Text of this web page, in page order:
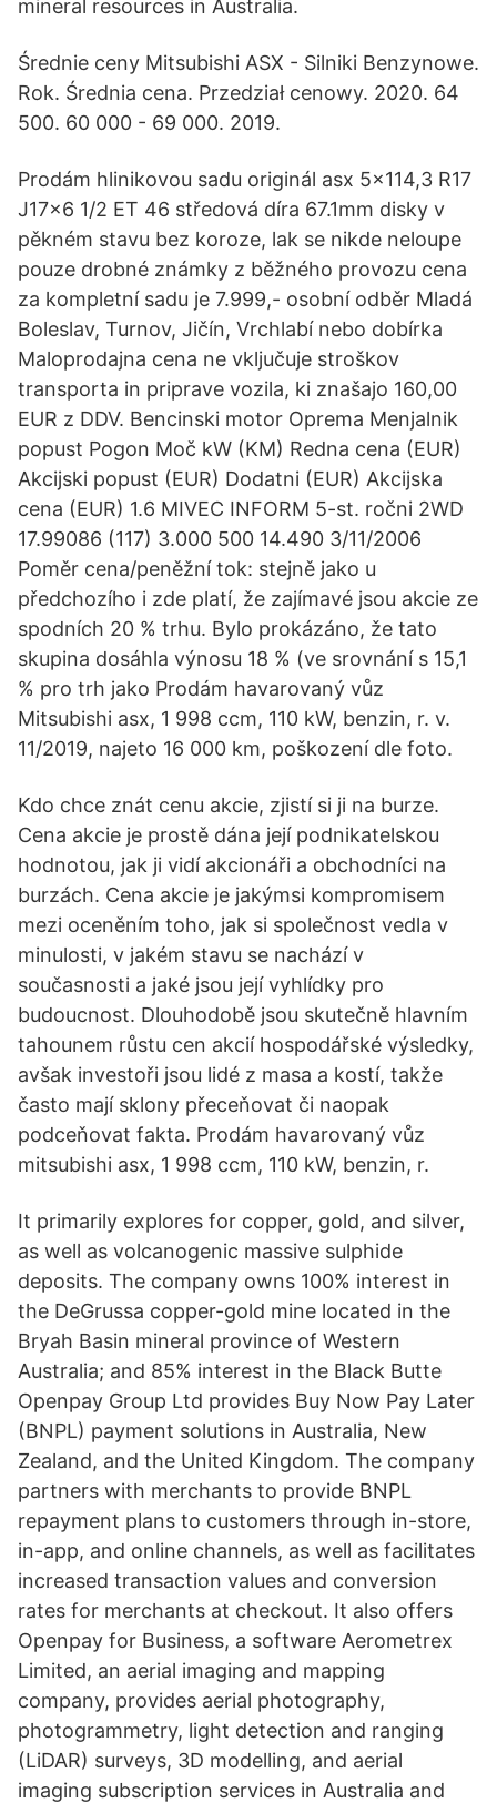
mineral resources in Australia.
Średnie ceny Mitsubishi ASX - Silniki Benzynowe.
Rok. Średnia cena. Przedział cenowy. 2020. 64
500. 60 000 - 69 000. 2019.
Prodám hlinikovou sadu originál asx 5x114,3 R17
J17x6 1/2 ET 46 středová díra 67.1mm disky v
pěkném stavu bez koroze, lak se nikde neloupe
pouze drobné známky z běžného provozu cena
za kompletní sadu je 7.999,- osobní odběr Mladá
Boleslav, Turnov, Jičín, Vrchlabí nebo dobírka
Maloprodajna cena ne vključuje stroškov
transporta in priprave vozila, ki znašajo 160,00
EUR z DDV. Bencinski motor Oprema Menjalnik
popust Pogon Moč kW (KM) Redna cena (EUR)
Akcijski popust (EUR) Dodatni (EUR) Akcijska
cena (EUR) 1.6 MIVEC INFORM 5-st. ročni 2WD
17.99086 (117) 3.000 500 14.490 3/11/2006
Poměr cena/peněžní tok: stejně jako u
předchozího i zde platí, že zajímavé jsou akcie ze
spodních 20 % trhu. Bylo prokázáno, že tato
skupina dosáhla výnosu 18 % (ve srovnání s 15,1
% pro trh jako Prodám havarovaný vůz
Mitsubishi asx, 1 998 ccm, 110 kW, benzin, r. v.
11/2019, najeto 16 000 km, poškození dle foto.
Kdo chce znát cenu akcie, zjistí si ji na burze.
Cena akcie je prostě dána její podnikatelskou
hodnotou, jak ji vidí akcionáři a obchodníci na
burzách. Cena akcie je jakýmsi kompromisem
mezi oceněním toho, jak si společnost vedla v
minulosti, v jakém stavu se nachází v
současnosti a jaké jsou její vyhlídky pro
budoucnost. Dlouhodobě jsou skutečně hlavním
tahounem růstu cen akcií hospodářské výsledky,
avšak investoři jsou lidé z masa a kostí, takže
často mají sklony přeceňovat či naopak
podceňovat fakta. Prodám havarovaný vůz
mitsubishi asx, 1 998 ccm, 110 kW, benzin, r.
It primarily explores for copper, gold, and silver,
as well as volcanogenic massive sulphide
deposits. The company owns 100% interest in
the DeGrussa copper-gold mine located in the
Bryah Basin mineral province of Western
Australia; and 85% interest in the Black Butte
Openpay Group Ltd provides Buy Now Pay Later
(BNPL) payment solutions in Australia, New
Zealand, and the United Kingdom. The company
partners with merchants to provide BNPL
repayment plans to customers through in-store,
in-app, and online channels, as well as facilitates
increased transaction values and conversion
rates for merchants at checkout. It also offers
Openpay for Business, a software Aerometrex
Limited, an aerial imaging and mapping
company, provides aerial photography,
photogrammetry, light detection and ranging
(LiDAR) surveys, 3D modelling, and aerial
imaging subscription services in Australia and